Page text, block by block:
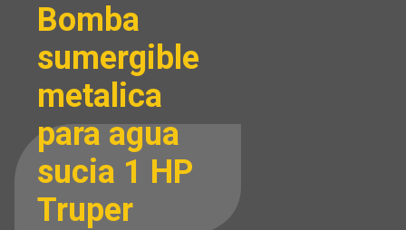
Bomba
sumergible
metalica
para agua
sucia 1 HP
Truper